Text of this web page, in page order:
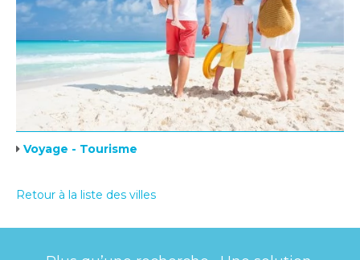
Voyage - Tourisme
Retour à la liste des villes